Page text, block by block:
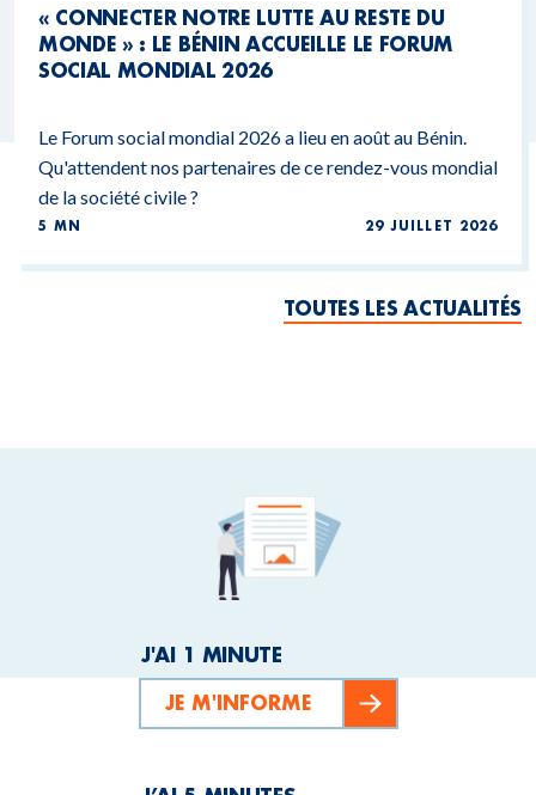
« CONNECTER NOTRE LUTTE AU RESTE DU
MONDE » : LE BÉNIN ACCUEILLE LE FORUM
SOCIAL MONDIAL 2026
Le Forum social mondial 2026 a lieu en août au Bénin.
Qu'attendent nos partenaires de ce rendez-vous mondial
de la société civile ?
5 MN 29 JUILLET 2026
TOUTES LES ACTUALITÉS
J'AI 1 MINUTE
JE M'INFORME